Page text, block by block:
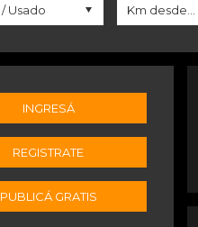
INGRESÁ
REGISTRATE
PUBLICÁ GRATIS